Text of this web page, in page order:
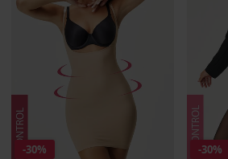
-30%
-30%